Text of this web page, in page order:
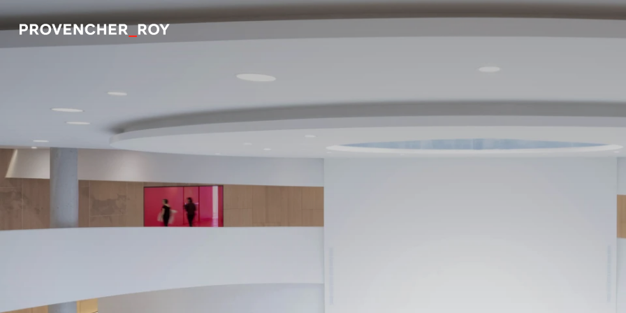
Expertise
Engagement responsable
Studio
Équipe
Actualités